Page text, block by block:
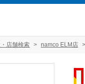
店舗検索 namco ELM店